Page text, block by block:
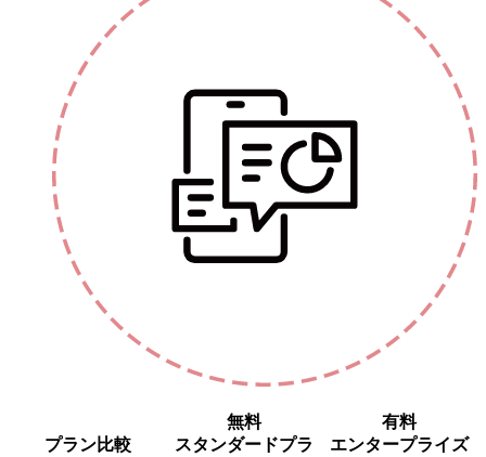
プラン比較
無料
スタンダードプラ
有料
エンタープライズ